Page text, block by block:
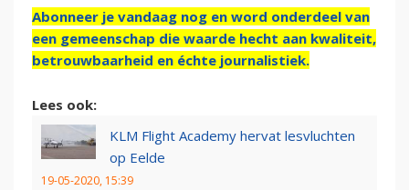
Abonneer je vandaag nog en word onderdeel van
een gemeenschap die waarde hecht aan kwaliteit,
betrouwbaarheid en échte journalistiek.
Lees ook:
KLM Flight Academy hervat lesvluchten
op Eelde
19-05-2020, 15:39